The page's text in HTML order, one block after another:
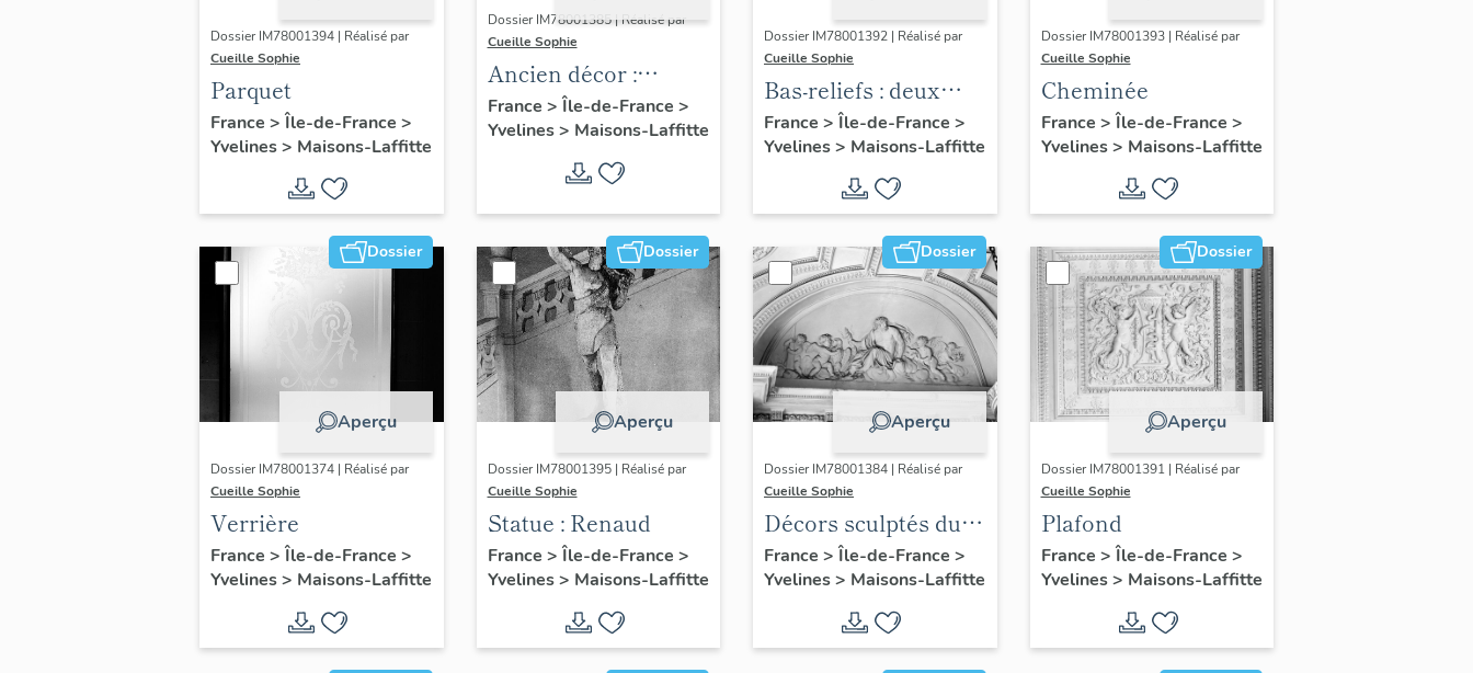
Dossier IM78001394 | Réalisé par
Cueille Sophie
Parquet
France > Île-de-France >
Yvelines> Maisons-Laffitte
Dossier IM78001385 | Réalisé par
Cueille Sophie
Ancien décor :
ensemble de six
marines
France > Île-de-France >
Yvelines> Maisons-Laffitte
Dossier IM78001392 | Réalisé par
Cueille Sophie
Bas-reliefs : deux
profils en médaillon
France > Île-de-France >
Yvelines> Maisons-Laffitte
Dossier IM78001393 | Réalisé par
Cueille Sophie
Cheminée
France > Île-de-France >
Yvelines> Maisons-Laffitte
Dossier
Aperçu
Dossier IM78001374 | Réalisé par
Cueille Sophie
Verrière
France > Île-de-France >
Yvelines> Maisons-Laffitte
Dossier
Aperçu
Dossier IM78001395 | Réalisé par
Cueille Sophie
Statue : Renaud
France > Île-de-France >
Yvelines> Maisons-Laffitte
Dossier
Aperçu
Dossier IM78001384 | Réalisé par
Cueille Sophie
Décors sculptés du
vestibule d'honneur
France > Île-de-France >
Yvelines> Maisons-Laffitte
Dossier
Aperçu
Dossier IM78001391 | Réalisé par
Cueille Sophie
Plafond
France > Île-de-France >
Yvelines> Maisons-Laffitte